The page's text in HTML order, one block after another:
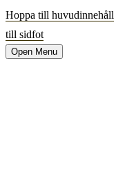
Hoppa till huvudinnehåll
till sidfot
Open Menu